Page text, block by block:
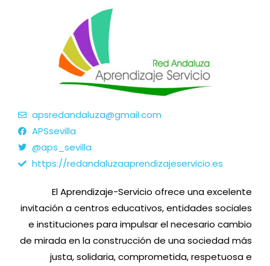
apsredandaluza@gmail.com
APSsevilla
@aps_sevilla
https://redandaluzaaprendizajeservicio.es
El Aprendizaje-Servicio ofrece una excelente
invitación a centros educativos, entidades sociales
e instituciones para impulsar el necesario cambio
de mirada en la construcción de una sociedad más
justa, solidaria, comprometida, respetuosa e